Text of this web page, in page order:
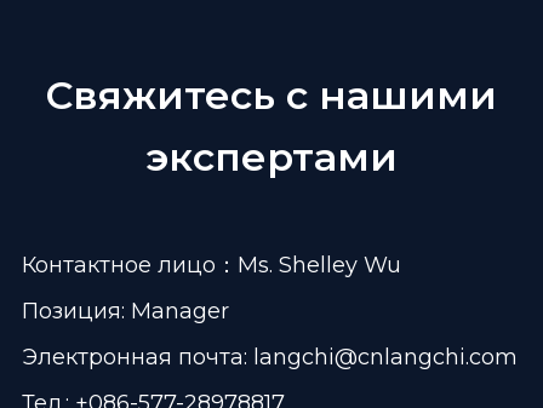
Свяжитесь с нашими
экспертами
Контактное лицо：Ms. Shelley Wu
Позиция: Manager
Электронная почта: langchi@cnlangchi.com